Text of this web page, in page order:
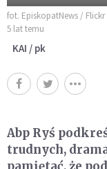
fot. EpiskopatNews / Flickr
5 lat temu
KAI / pk
Abp Ryś
trudnych,